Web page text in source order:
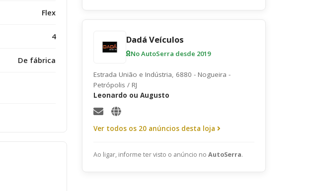
Flex
4
De fábrica
Quero receber uma cópia desta mensagem
Receber informativos do AutoSerra e parceiros
Dadá Veículos
No AutoSerra desde 2019
Estrada União e Indústria, 6880 - Nogueira -
Petrópolis / RJ
Leonardo ou Augusto
Ver todos os 20 anúncios desta loja
Ao ligar, informe ter visto o anúncio no AutoSerra.